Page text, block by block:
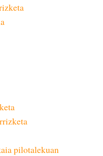
pilotalekuan